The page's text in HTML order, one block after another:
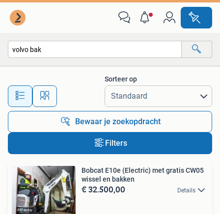
Alle afstanden…
Sorteer op
Bewaar je zoekopdracht
Filters
Bobcat E10e (Electric) met gratis CW05
wissel en bakken
€ 32.500,00 Details